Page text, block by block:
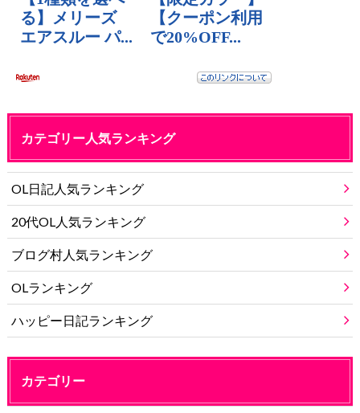
カテゴリー人気ランキング
OL日記人気ランキング
20代OL人気ランキング
ブログ村人気ランキング
OLランキング
ハッピー日記ランキング
カテゴリー